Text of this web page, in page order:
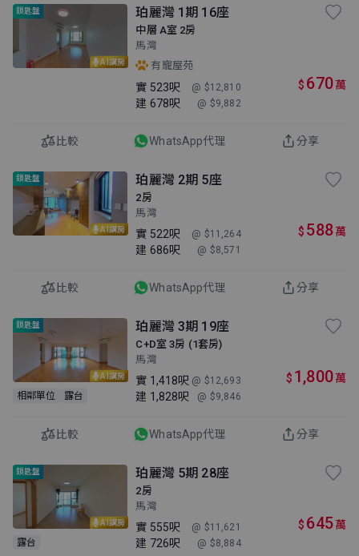
AI講房
鎖匙盤 珀麗灣 1期 16座
中層 A室 2房
馬灣
有寵屋苑
實 523呎 @ $12,810
建 678呎 @ $9,882
$ 670萬
比較 WhatsApp代理 分享
AI講房
鎖匙盤 珀麗灣 2期 5座
2房
馬灣
實 522呎 @ $11,264
建 686呎 @ $8,571
$ 588萬
比較 WhatsApp代理 分享
AI講房
鎖匙盤
相鄰單位 露台
珀麗灣 3期 19座
C+D室 3房 (1套房)
馬灣
實 1,418呎 @ $12,693
建 1,828呎 @ $9,846
$ 1,800萬
比較 WhatsApp代理 分享
AI講房
鎖匙盤
露台
珀麗灣 5期 28座
2房
馬灣
實 555呎 @ $11,621
建 726呎 @ $8,884
$ 645萬